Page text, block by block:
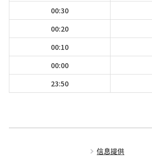
00:30
00:20
00:10
00:00
23:50
信息提供